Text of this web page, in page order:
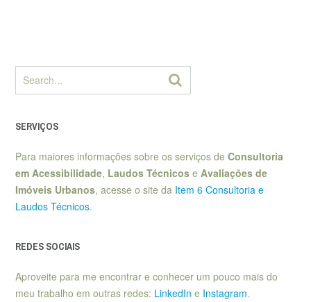
SERVIÇOS
Para maiores informações sobre os serviços de Consultoria
em Acessibilidade, Laudos Técnicos e Avaliações de
Imóveis Urbanos, acesse o site da Item 6 Consultoria e
Laudos Técnicos.
REDES SOCIAIS
Aproveite para me encontrar e conhecer um pouco mais do
meu trabalho em outras redes: LinkedIn e Instagram.